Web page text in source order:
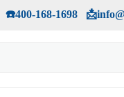
168-1698